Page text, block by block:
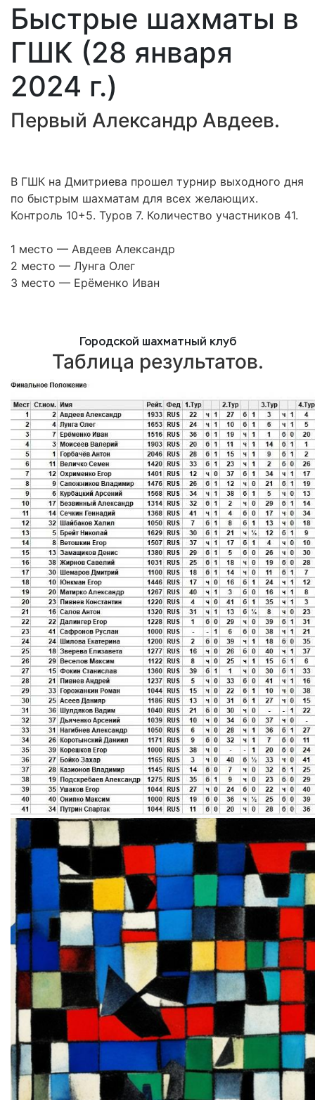
Быстрые шахматы в
ГШК (28 января
2024 г.)
Первый Александр Авдеев.
В ГШК на Дмитриева прошел турнир выходного дня
по быстрым шахматам для всех желающих.
Контроль 10+5. Туров 7. Количество участников 41.
1 место — Авдеев Александр
2 место — Лунга Олег
3 место — Ерёменко Иван
Городской шахматный клуб
Таблица результатов.